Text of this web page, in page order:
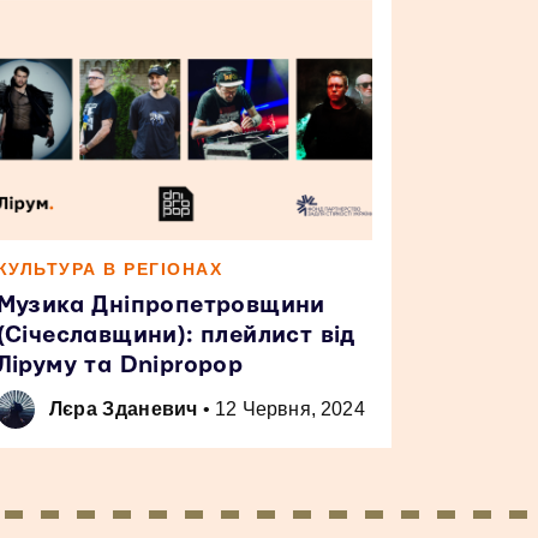
В РЕГІОНАХ
Дніпропетровщини
плейлист від
та Dnipropop
Лєра Зданевич • 12 Червня, 2024